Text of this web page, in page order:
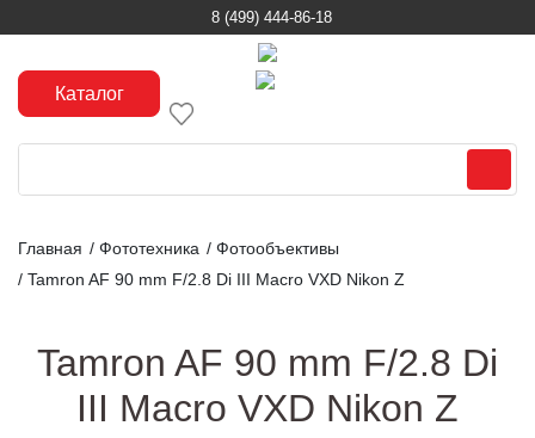
8 (499) 444-86-18
Каталог
Главная / Фототехника / Фотообъективы
/ Tamron AF 90 mm F/2.8 Di III Macro VXD Nikon Z
Tamron AF 90 mm F/2.8 Di
III Macro VXD Nikon Z